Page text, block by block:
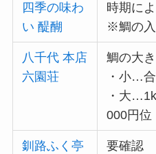
四季の味わ
い 醍醐
時期に
※鯛の
八千代 本店
六園荘
鯛の大
・小…
・大
000円位
釧路ふく亭
要確認